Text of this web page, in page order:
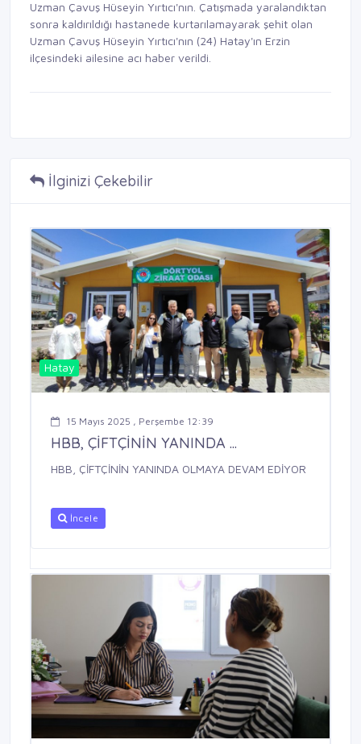
Uzman Çavuş Hüseyin Yırtıcı'nın. Çatışmada yaralandıktan
sonra kaldırıldığı hastanede kurtarılamayarak şehit olan
Uzman Çavuş Hüseyin Yırtıcı'nın (24) Hatay'ın Erzin
ilçesindeki ailesine acı haber verildi.
İlginizi Çekebilir
Hatay
15 Mayıs 2025 , Perşembe 12:39
HBB, ÇİFTÇİNİN YANINDA ...
HBB, ÇİFTÇİNİN YANINDA OLMAYA DEVAM EDİYOR
İncele